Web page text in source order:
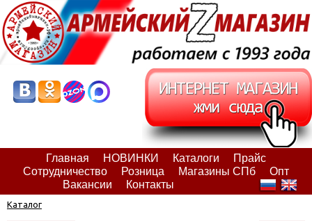
Главная НОВИНКИ Каталоги
Прайс
Сотрудничество
Розница Магазины СПб
Опт
Вакансии
Контакты
Каталог